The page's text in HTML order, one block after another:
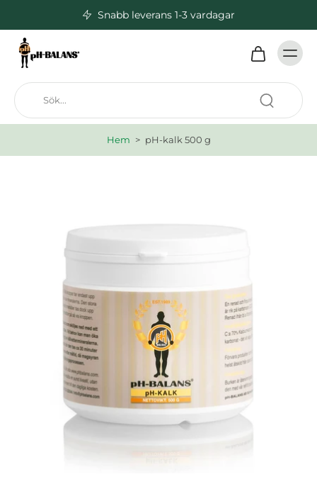
Snabb leverans 1-3 vardagar
Hem > pH-kalk 500 g